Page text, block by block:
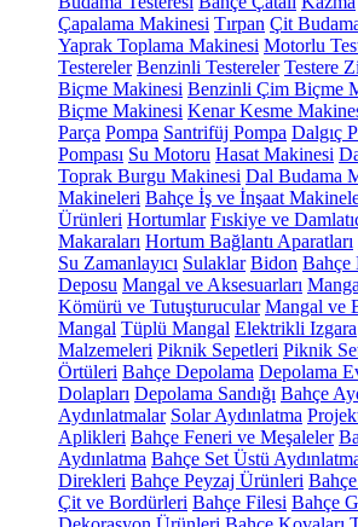
Çapalama Makinesi Tırpan Çit
Yaprak Toplama Makinesi Motorlu
Testereler Benzinli Testereler Testere
Biçme Makinesi Benzinli Çim Biçme
Biçme Makinesi Kenar Kesme
Parça Pompa Santrifüj Pompa Dalgıç
Pompası Su Motoru Hasat Makinesi
Toprak Burgu Makinesi Dal Budama
Makineleri Bahçe İş ve İnşaat
Ürünleri Hortumlar Fıskiye ve
Makaraları Hortum Bağlantı Aparatları
Su Zamanlayıcı Sulaklar Bidon Bahçe
Deposu Mangal ve Aksesuarları
Kömürü ve Tutuşturucular Mangal ve
Mangal Tüplü Mangal Elektrikli Izgara
Malzemeleri Piknik Sepetleri Piknik
Örtüleri Bahçe Depolama Depolama
Dolapları Depolama Sandığı Bahçe
Aydınlatmalar Solar Aydınlatma
Aplikleri Bahçe Feneri ve Meşaleler
Aydınlatma Bahçe Set Üstü
Direkleri Bahçe Peyzaj Ürünleri
Çit ve Bordürleri Bahçe Filesi Bahçe